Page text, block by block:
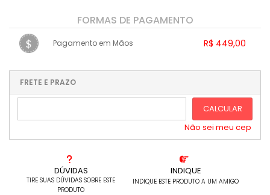
DÚVIDAS
TIRE SUAS DÚVIDAS SOBRE ESTE
PRODUTO
INDIQUE
INDIQUE ESTE PRODUTO A UM AMIGO
FORMAS DE PAGAMENTO
Pagamento em Mãos R$ 449,00
...
....
FRETE E PRAZO
CALCULAR
Não sei meu cep